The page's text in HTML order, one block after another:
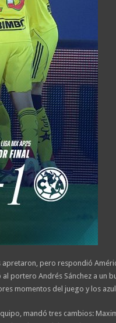
pero respondió
portero Andrés Sánchez a un
momentos del juego y los
mandó tres cambios: